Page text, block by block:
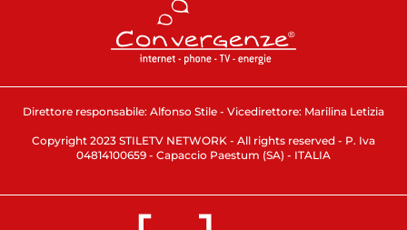
Direttore responsabile: Alfonso Stile - Vicedirettore: Marilina Letizia
Copyright 2023 STILETV NETWORK - All rights reserved - P. Iva
04814100659 - Capaccio Paestum (SA) - ITALIA